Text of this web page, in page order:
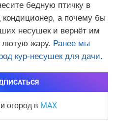
бедную птичку в
а почему бы
несушек и вернёт им
лютую жару. Ранее мы
кур-несушек для дачи.
огород в MAX